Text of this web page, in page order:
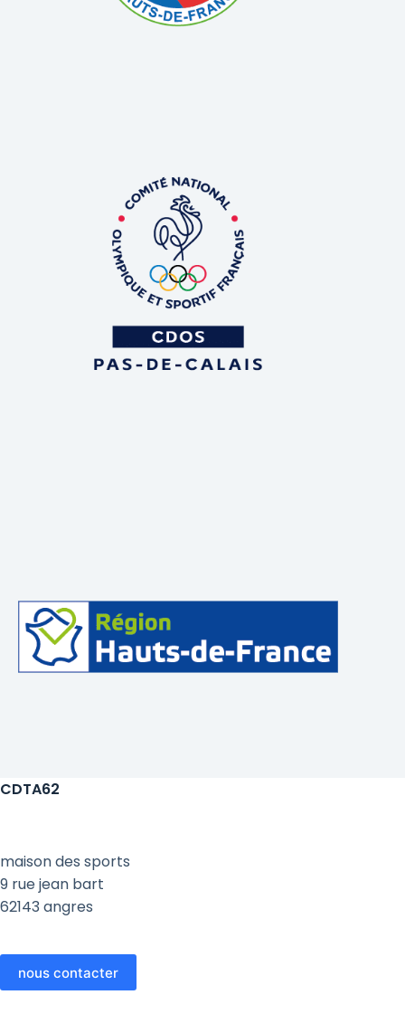
CDTA62
maison des sports
9 rue jean bart
62143 angres
nous contacter